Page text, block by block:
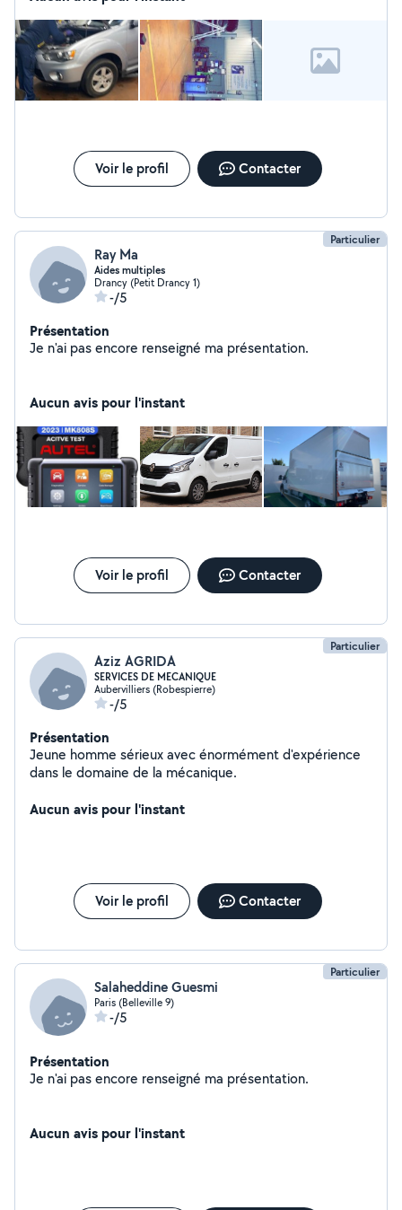
Voir le profil Contacter
Particulier
Ray Ma
Aides multiples
Drancy (Petit Drancy 1)
-/5
Présentation
Je n'ai pas encore renseigné ma présentation.
Aucun avis pour l'instant
Voir le profil Contacter
Particulier
Aziz AGRIDA
SERVICES DE MECANIQUE
Aubervilliers (Robespierre)
-/5
Présentation
Jeune homme sérieux avec énormément d'expérience
dans le domaine de la mécanique.
Aucun avis pour l'instant
Voir le profil Contacter
Particulier
Salaheddine Guesmi
Paris (Belleville 9)
-/5
Présentation
Je n'ai pas encore renseigné ma présentation.
Aucun avis pour l'instant